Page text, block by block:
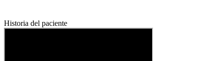
Historia del paciente